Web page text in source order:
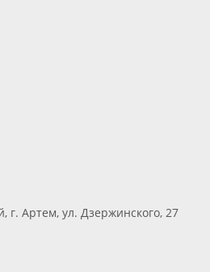
г. Артем, ул. Дзержинского, 27